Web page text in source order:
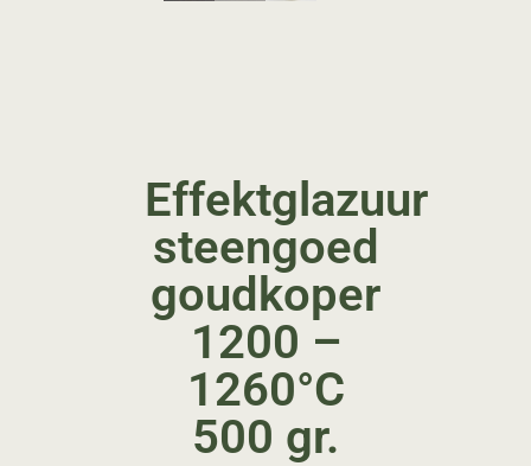
Effektglazuur
steengoed
goudkoper
1200 –
1260°C
500 gr.